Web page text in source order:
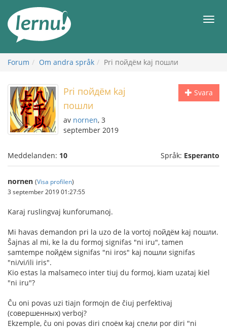
sidans
innehåll
Meny
Forum Om andra språk Pri пойдём kaj пошли
Svara
Pri пойдём kaj
пошли
av nornen, 3
september 2019
Meddelanden: 10 Språk: Esperanto
nornen (Visa profilen)
3 september 2019 01:27:55
Karaj ruslingvaj kunforumanoj.
Mi havas demandon pri la uzo de la vortoj пойдём kaj пошли.
Ŝajnas al mi, ke la du formoj signifas "ni iru", tamen
samtempe пойдём signifas "ni iros" kaj пошли signifas
"ni/vi/ili iris".
Kio estas la malsameco inter tiuj du formoj, kiam uzataj kiel
"ni iru"?
Ĉu oni povas uzi tiajn formojn de ĉiuj perfektivaj
(совершенных) verboj?
Ekzemple, ĉu oni povas diri споём kaj спели por diri "ni